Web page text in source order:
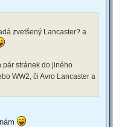
zvetšený Lancaster? a
pár stránek do jiného
WW2, či Avro Lancaster a